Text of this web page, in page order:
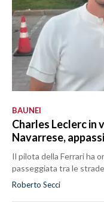
BAUNEI
Charles Leclerc in
Navarrese,
Il pilota della Ferrari ha
passeggiata tra le
Roberto Secci